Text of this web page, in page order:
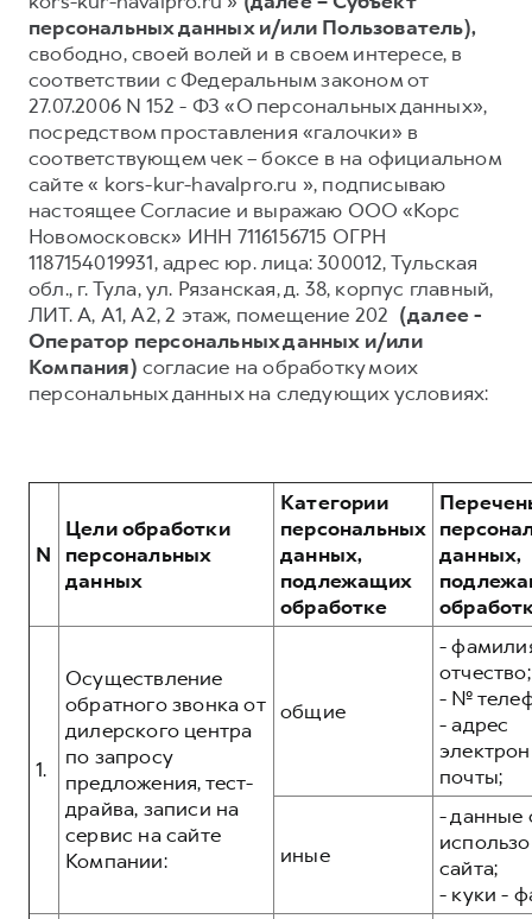
H7 H9
от 4 799 000 ₽
Тест-драйв
Трейд-ин
КРЕДИТ И СТРАХОВАНИЕ
Кредитный калькулятор
Страхование
Кредит
КОРПОРАТИВНЫМ КЛИЕНТАМ
Для малого бизнеса
Система управления автопарком
Сервис для корпоративных клиентов
HAVAL Лизинг
Автомобильные аксессуары
Коллекция PRO
Коллекция Базовая
Коллекция Детская
СЕРВИСНОЕ ОБСЛУЖИВАНИЕ
Нулевое ТО
Программа «Помощь на дороге»
Регламенты технического обслуживания
Электронный ПТС
ПОДДЕРЖКА
GWM Безопасность
Гарантия HAVAL
Мобильное приложение GWM
АКСЕССУАРЫ HAVAL
Автомобильные аксессуары
Коллекция Базовая
Коллекция Детская
О дилере
Наша команда
Контакты
персональных данных и/или Пользователь),
свободно, своей волей и в своем интересе, в
соответствии с Федеральным законом от
27.07.2006 N 152 - ФЗ «О персональных данных»,
посредством проставления «галочки» в
соответствующем чек – боксе в на официальном
сайте « kors-kur-havalpro.ru », подписываю
настоящее Согласие и выражаю ООО «Корс
Новомосковск» ИНН 7116156715 ОГРН
1187154019931, адрес юр. лица: 300012, Тульская
обл., г. Тула, ул. Рязанская, д. 38, корпус главный,
ЛИТ. А, А1, А2, 2 этаж, помещение 202 (далее -
Оператор персональных данных и/или
Компания) согласие на обработку моих
персональных данных на следующих условиях:
N
Цели обработки
персональных
данных
Категории
персональных
данных,
подлежащих
обработке
данных,
1.
Осуществление
обратного звонка от
дилерского центра
по запросу
предложения, тест-
драйва, записи на
сервис на сайте
Компании:
общие
-
отчество;
- №
- адрес
почты;
иные
- данные
сайта;
- куки -